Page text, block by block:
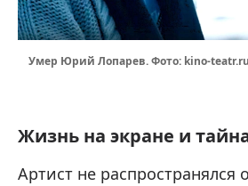
Умер Юрий Лопарев. Фото: kino-teatr.ru
Жизнь на экране и
Артист не распространялся